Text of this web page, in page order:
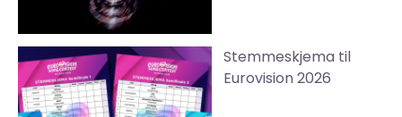
Stemmeskjema til
Eurovision 2026